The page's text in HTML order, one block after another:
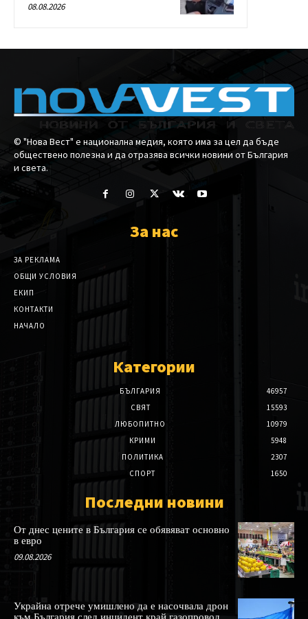
08.08.2026
© "Нова Вест" е национална медия, която има за цел да бъде
обществено полезна и да отразява всички новини от България
и света.
За нас
ЗА РЕКЛАМА
ОБЩИ УСЛОВИЯ
ЕКИП
КОНТАКТИ
НАЧАЛО
Категории
БЪЛГАРИЯ
46957
СВЯТ
15593
ЛЮБОПИТНО
10979
КРИМИ
5948
ПОЛИТИКА
2307
СПОРТ
1650
Последни новини
От днес цените в България се обявяват основно
в евро
09.08.2026
Украйна отрече умишлено да е насочвала дрон